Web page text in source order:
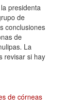
presidenta
de
conclusiones
de
La
revisar si hay